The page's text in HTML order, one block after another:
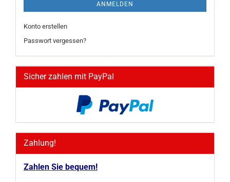
ANMELDEN
Konto erstellen
Passwort vergessen?
Sicher zahlen mit PayPal
Zahlung!
Zahlen Sie bequem!